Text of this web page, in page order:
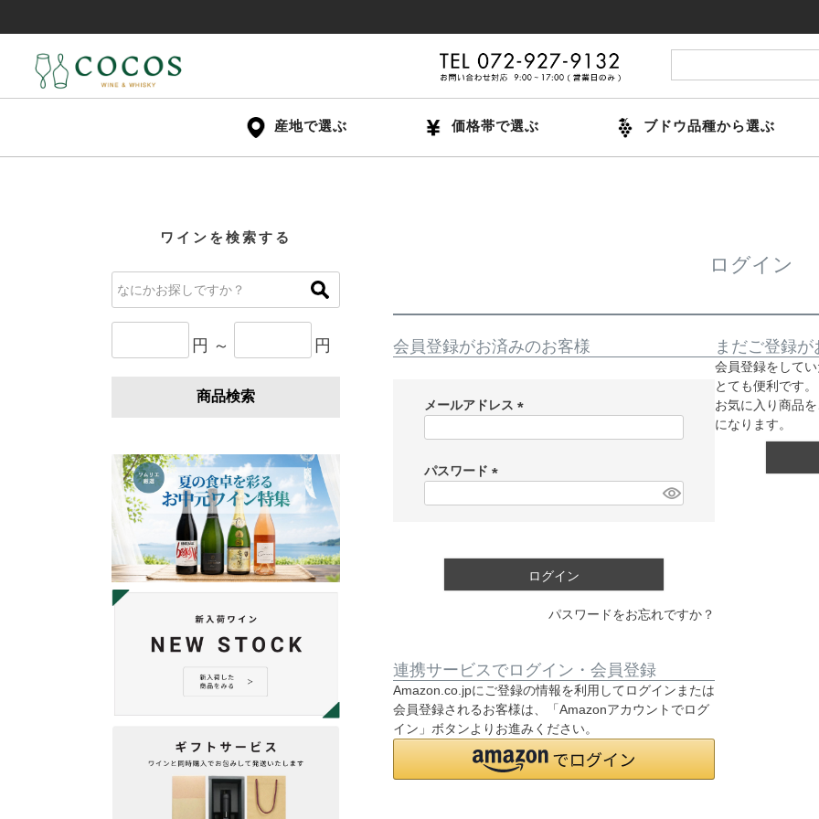
産地で選ぶ 価格帯で選ぶ ブドウ品種から選ぶ
ワインを検索する
円 ～ 円
商品検索
ログイン
会員登録がお済みのお客様
メールアドレス
)
パスワード
ログイン
パスワードをお忘れですか？
連携サービスでログイン・会員登録
Amazon.co.jpにご登録の情報を利用してログインまたは
会員登録されるお客様は、「Amazonアカウントでログ
イン」ボタンよりお進みください。
まだご登録
会員登録をして
とても便利です。
お気に入り商品
になります。